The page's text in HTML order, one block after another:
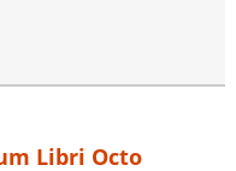
Libri Octo